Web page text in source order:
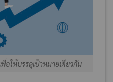
อให้บรรลุเป้าหมายเดียวกัน